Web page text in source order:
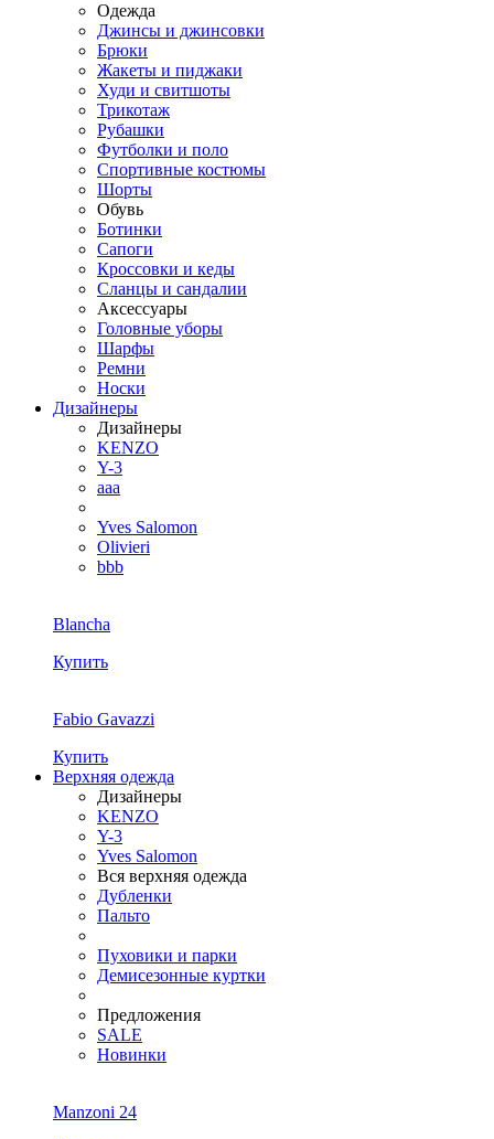
Одежда
Джинсы и джинсовки
Брюки
Жакеты и пиджаки
Худи и свитшоты
Трикотаж
Рубашки
Футболки и поло
Спортивные костюмы
Шорты
Обувь
Ботинки
Сапоги
Кроссовки и кеды
Сланцы и сандалии
Аксессуары
Головные уборы
Шарфы
Ремни
Носки
Дизайнеры
Дизайнеры
KENZO
Y-3
aaa
Yves Salomon
Olivieri
bbb
Blancha
Купить
Fabio Gavazzi
Купить
Верхняя одежда
Дизайнеры
KENZO
Y-3
Yves Salomon
Вся верхняя одежда
Дубленки
Пальто
Пуховики и парки
Демисезонные куртки
Предложения
SALE
Новинки
Manzoni 24